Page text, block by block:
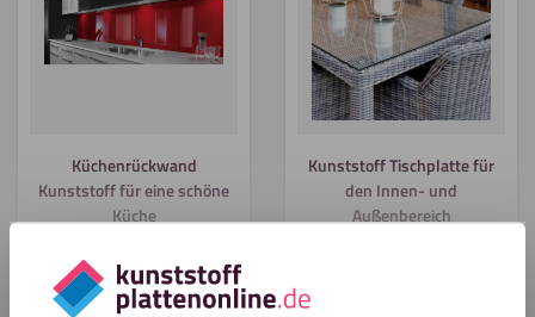
Küchenrückwand
Kunststoff für eine schöne
Küche
Kunststoff Tischplatte für
den Innen- und
Außenbereich
Alle anzeigen